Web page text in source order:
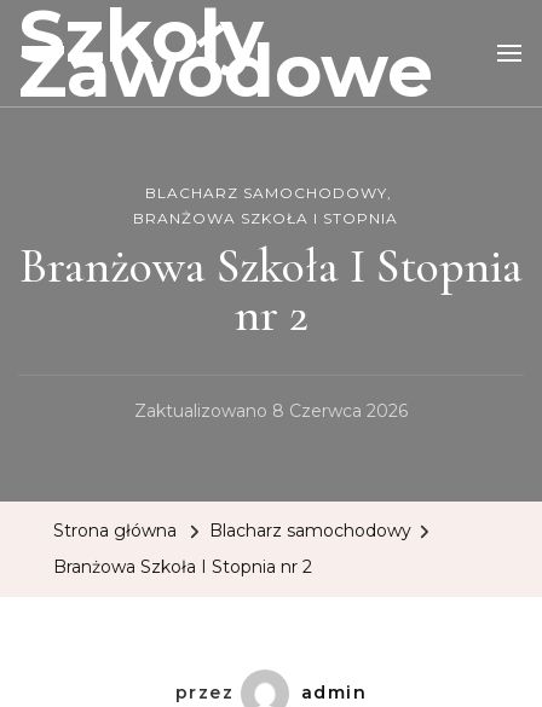
Szkoły
Zawodowe
BLACHARZ SAMOCHODOWY
BRANŻOWA SZKOŁA I STOPNIA
Branżowa Szkoła I Stopnia
nr 2
Zaktualizowano 8 Czerwca 2026
Strona główna
Blacharz samochodowy
Branżowa Szkoła I Stopnia nr 2
przez admin